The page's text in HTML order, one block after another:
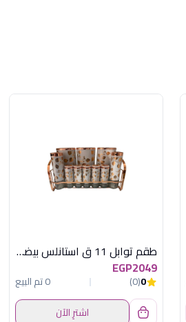
طقم توابل 11 ق استانلس بيضاوى اكسفورد
EGP2049
0
(0)
0 تم البيع
اشترِ الآن